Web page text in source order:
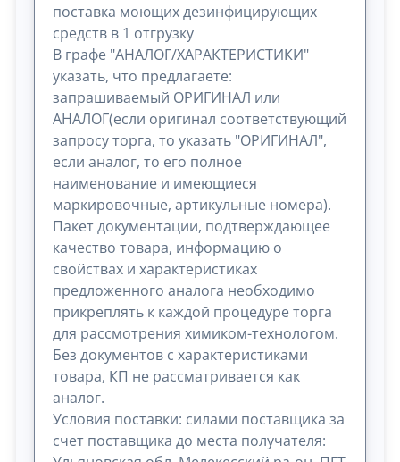
поставка моющих дезинфицирующих
средств в 1 отгрузку
В графе "АНАЛОГ/ХАРАКТЕРИСТИКИ"
указать, что предлагаете:
запрашиваемый ОРИГИНАЛ или
АНАЛОГ(если оригинал соответствующий
запросу торга, то указать "ОРИГИНАЛ",
если аналог, то его полное
наименование и имеющиеся
маркировочные, артикульные номера).
Пакет документации, подтверждающее
качество товара, информацию о
свойствах и характеристиках
предложенного аналога необходимо
прикреплять к каждой процедуре торга
для рассмотрения химиком-технологом.
Без документов с характеристиками
товара, КП не рассматривается как
аналог.
Условия поставки: силами поставщика за
счет поставщика до места получателя: